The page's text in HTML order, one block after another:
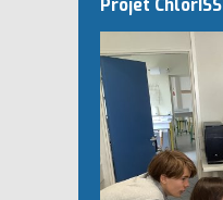
Projet ChlorISS